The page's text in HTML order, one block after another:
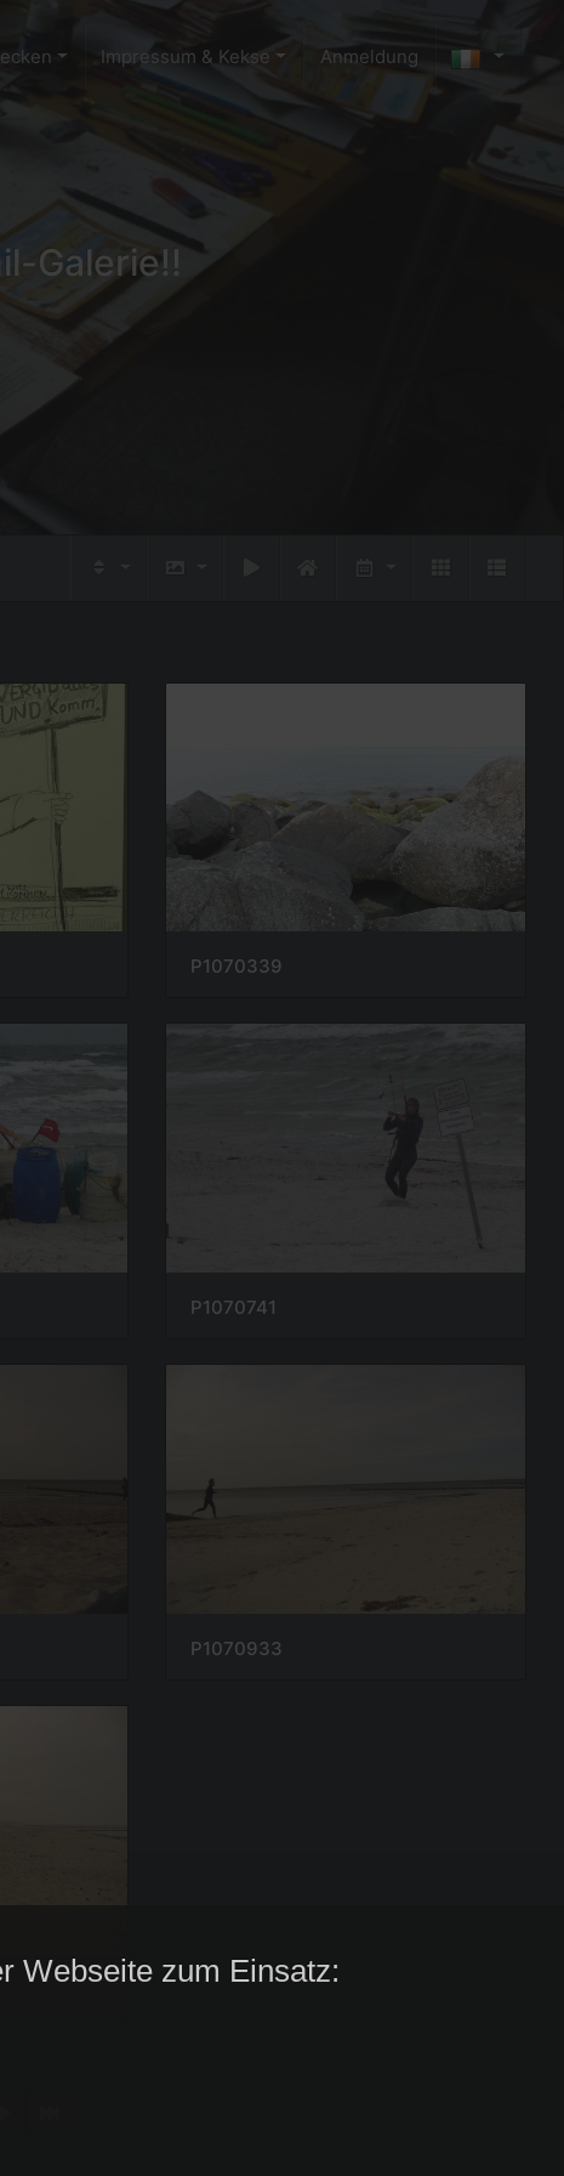
Impressum & Kekse Anmeldung
Galerie!!
Webseite zum Einsatz:
P1070339
P1070741
P1070933